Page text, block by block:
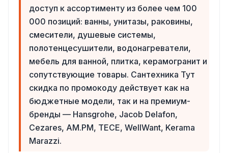
доступ к ассортименту из более чем 100
000 позиций: ванны, унитазы, раковины,
смесители, душевые системы,
полотенцесушители, водонагреватели,
мебель для ванной, плитка, керамогранит и
сопутствующие товары. Сантехника Тут
скидка по промокоду действует как на
бюджетные модели, так и на премиум-
бренды — Hansgrohe, Jacob Delafon,
Cezares, AM.PM, TECE, WellWant, Kerama
Marazzi.